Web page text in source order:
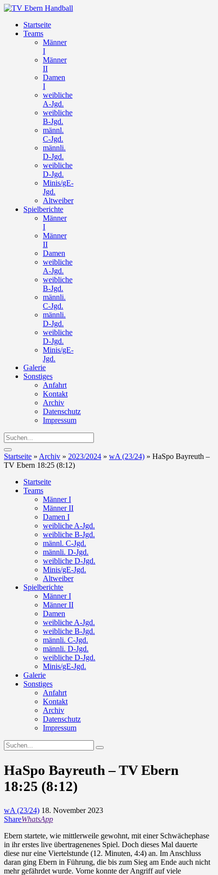
Startseite
Teams
Männer
I
Männer
II
Damen
I
weibliche
A-Jgd.
weibliche
B-Jgd.
männl.
C-Jgd.
männli.
D-Jgd.
weibliche
D-Jgd.
Minis/gE-
Jgd.
Altweiber
Spielberichte
Männer
I
Männer
II
Damen
weibliche
A-Jgd.
weibliche
B-Jgd.
männli.
C-Jgd.
männli.
D-Jgd.
weibliche
D-Jgd.
Minis/gE-
Jgd.
Galerie
Sonstiges
Anfahrt
Kontakt
Archiv
Datenschutz
Impressum
Startseite » Archiv » 2023/2024 » wA (23/24) » HaSpo Bayreuth –
TV Ebern 18:25 (8:12)
Startseite
Teams
Männer I
Männer II
Damen I
weibliche A-Jgd.
weibliche B-Jgd.
männl. C-Jgd.
männli. D-Jgd.
weibliche D-Jgd.
Minis/gE-Jgd.
Altweiber
Spielberichte
Männer I
Männer II
Damen
weibliche A-Jgd.
weibliche B-Jgd.
männli. C-Jgd.
männli. D-Jgd.
weibliche D-Jgd.
Minis/gE-Jgd.
Galerie
Sonstiges
Anfahrt
Kontakt
Archiv
Datenschutz
Impressum
HaSpo Bayreuth – TV Ebern
18:25 (8:12)
wA (23/24) 18. November 2023
ShareWhatsApp
Ebern startete, wie mittlerweile gewohnt, mit einer Schwächephase
in ihr erstes live übertragenenes Spiel. Doch dieses Mal dauerte
diese nur eine Viertelstunde (12. Minuten, 4:4) an. Im Anschluss
daran ging Ebern in Führung, die bis zum Sieg am Ende auch nicht
mehr gefährdet wurde. Vorne konnte der Angriff auf viele